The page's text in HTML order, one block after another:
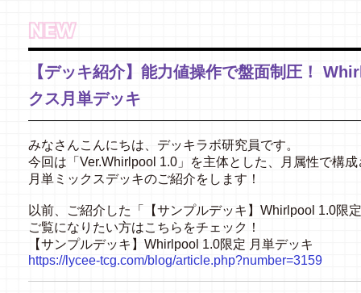
【デッキ紹介】能力値操作で盤面制圧！
クス月単デッキ
みなさんこんにちは、デッキラボ研究員です。
今回は「 Ver.Whirlpool 1.0 」を主体とした、月属性で構
月単ミックスデッキのご紹介をします！
以前、ご紹介した「【サンプルデッキ】 Whirlpool 1.0限定
ご覧になりたい方はこちらをチェック！
【サンプルデッキ】 Whirlpool 1.0限定 月単デッキ
https://lycee-tcg.com/blog/article.php?number=3159